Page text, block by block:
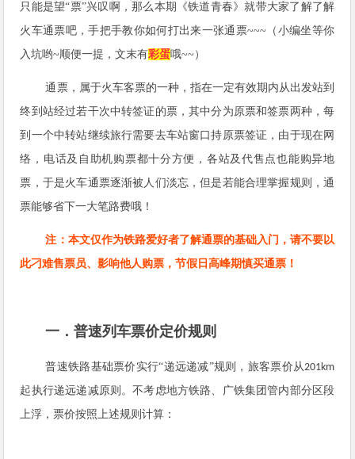
只能是望“票”兴叹啊，那么本期
《铁道青春》就带大家了解了解
火车通票吧，手把手教你如何打出来一张通票~~~（小编坐等你
入坑哟~顺便一提，文末有彩蛋哦~~）
通票，属于火车客票的一种，指在一定有效期内从出发站到
终到站经过若干次中转签证的票，其中分为原票和签票两种，每
到一个中转站继续旅行需要去车站窗口持原票签证，由于现在网
络，电话及自助机购票都十分方便，各站及代售点也能购异地
票，于是火车通票逐渐被人们淡忘，但是若能合理掌握规则，通
票能够省下一大笔路费哦！
注：本文仅作为铁路爱好者了解通票的基础入门，请不要以
此刁难售票员、影响他人购票，节假日高峰期慎买通票！
一．普速列车票价定价规则
普速铁路基础票价实行“递远递减”规则，旅客票价从201km
起执行递远递减原则。不考虑地方铁路、广铁集团管内部分区段
上浮，票价按照上述规则计算 ：